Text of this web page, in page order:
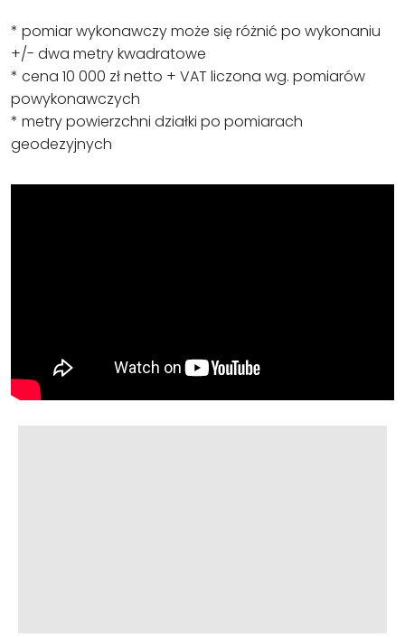
* pomiar wykonawczy może się różnić po wykonaniu
+/- dwa metry kwadratowe
* cena 10 000 zł netto + VAT liczona wg. pomiarów
powykonawczych
* metry powierzchni działki po pomiarach
geodezyjnych